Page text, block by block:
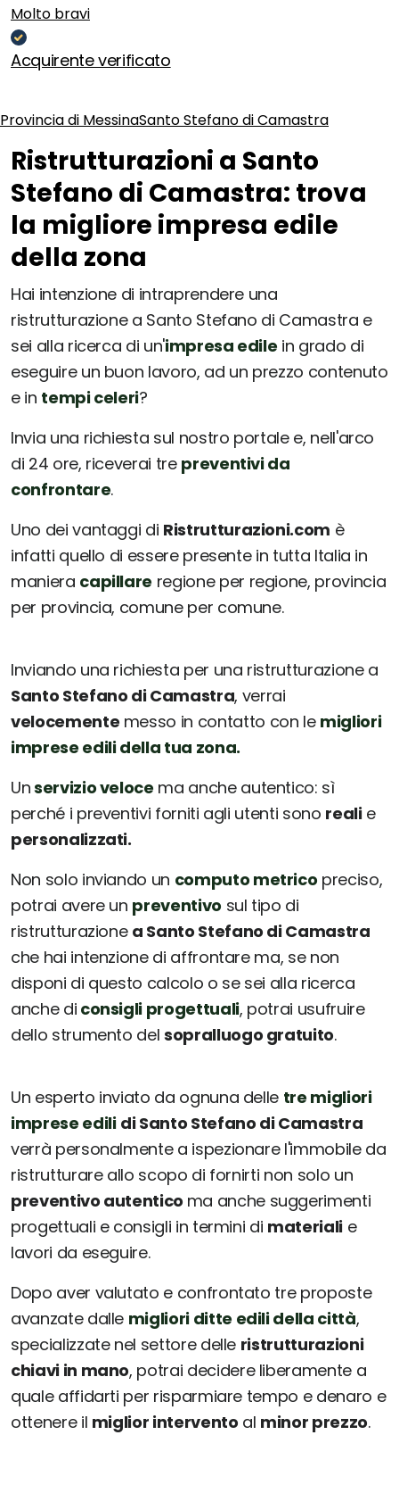
Molto bravi
Acquirente verificato
Provincia di MessinaSanto Stefano di Camastra
Ristrutturazioni a Santo
Stefano di Camastra: trova
la migliore impresa edile
della zona
Hai intenzione di intraprendere una
ristrutturazione a Santo Stefano di Camastra e
sei alla ricerca di un'impresa edile in grado di
eseguire un buon lavoro, ad un prezzo contenuto
e in tempi celeri?
Invia una richiesta sul nostro portale e, nell'arco
di 24 ore, riceverai tre preventivi da
confrontare.
Uno dei vantaggi di Ristrutturazioni.com è
infatti quello di essere presente in tutta Italia in
maniera capillare regione per regione, provincia
per provincia, comune per comune.
Inviando una richiesta per una ristrutturazione a
Santo Stefano di Camastra, verrai
velocemente messo in contatto con le migliori
imprese edili della tua zona.
Unservizio veloce ma anche autentico: sì
perché i preventivi forniti agli utenti sono realie
personalizzati.
Non solo inviando un computo metrico preciso,
potrai avere un preventivo sul tipo di
ristrutturazione a Santo Stefano di Camastra
che hai intenzione di affrontare ma, se non
disponi di questo calcolo o se sei alla ricerca
anche di consigli progettuali, potrai usufruire
dello strumento del sopralluogo gratuito.
Un esperto inviato da ognuna delle tre migliori
imprese edili di Santo Stefano di Camastra
verrà personalmente a ispezionare l'immobile da
ristrutturare allo scopo di fornirti non solo un
preventivo autentico ma anche suggerimenti
progettuali e consigli in termini di materialie
lavori da eseguire.
Dopo aver valutato e confrontato tre proposte
avanzate dalle migliori ditte edili della città,
specializzate nel settore delle ristrutturazioni
chiavi in mano, potrai decidere liberamente a
quale affidarti per risparmiare tempo e denaro e
ottenere il miglior intervento al minor prezzo.